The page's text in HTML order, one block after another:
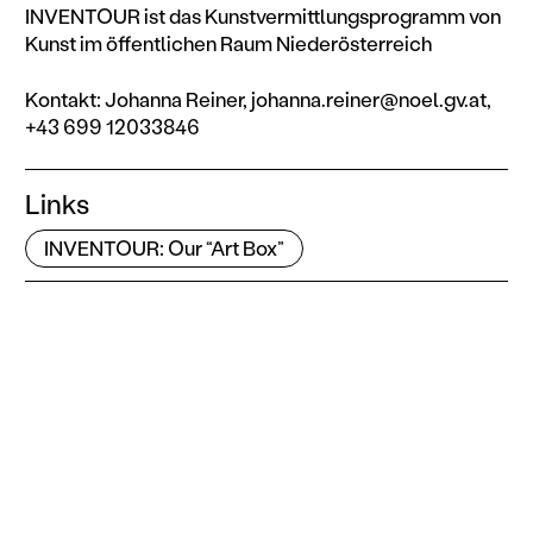
INVENTOUR ist das Kunstvermittlungsprogramm von
Kunst im öffentlichen Raum Niederösterreich
Kontakt: Johanna Reiner, johanna.reiner@noel.gv.at,
+43 699 12033846
Links
INVENTOUR: Our “Art Box”